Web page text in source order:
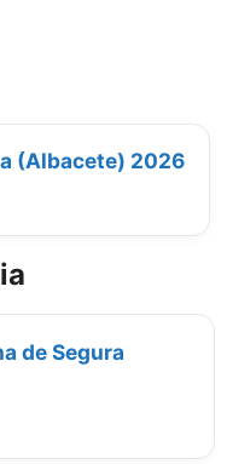
(Albacete) 2026
de Segura